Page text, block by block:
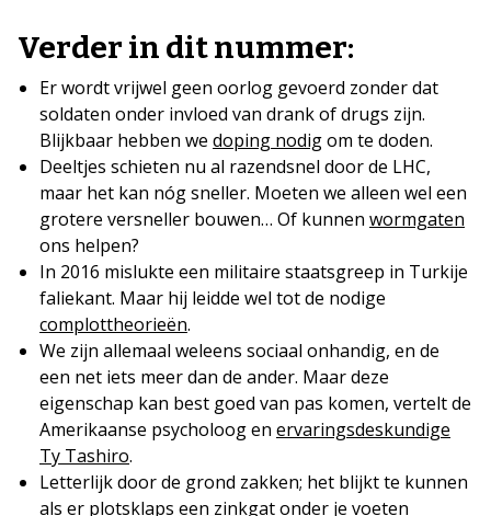
Verder in dit nummer:
Er wordt vrijwel geen oorlog gevoerd zonder dat
soldaten onder invloed van drank of drugs zijn.
Blijkbaar hebben we doping nodigom te doden.
Deeltjes schieten nu al razendsnel door de LHC,
maar het kan nóg sneller. Moeten we alleen wel een
grotere versneller bouwen… Of kunnen wormgaten
ons helpen?
In 2016 mislukte een militaire staatsgreep in Turkije
faliekant. Maar hij leidde wel tot de nodige
complottheorieën.
We zijn allemaal weleens sociaal onhandig, en de
een net iets meer dan de ander. Maar deze
eigenschap kan best goed van pas komen, vertelt de
Amerikaanse psycholoog en ervaringsdeskundige
Ty Tashiro.
Letterlijk door de grond zakken; het blijkt te kunnen
als er plotsklaps een zinkgatonder je voeten